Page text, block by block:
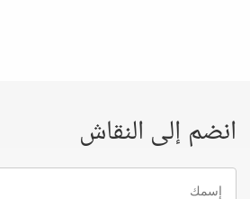
انضم إلى النقاش
إسمك